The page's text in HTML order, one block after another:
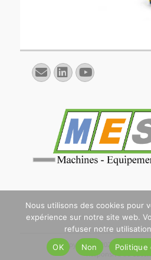
E-
mail
Linkedin
YouTube
Copyright © 2026. All Rights
Responsive de
Nous utilisons des cookies pour
expérience sur notre site web.
refuser notre
OK
Non